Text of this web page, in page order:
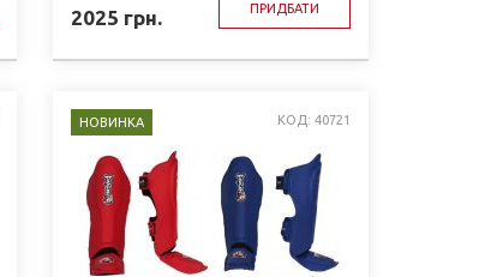
2025 грн. ПРИДБАТИ
НОВИНКА КОД: 40721